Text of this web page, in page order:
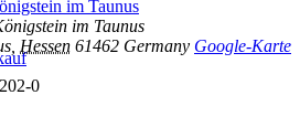
im Taunus
im Taunus
Hessen 61462 Germany Google-Karte
0